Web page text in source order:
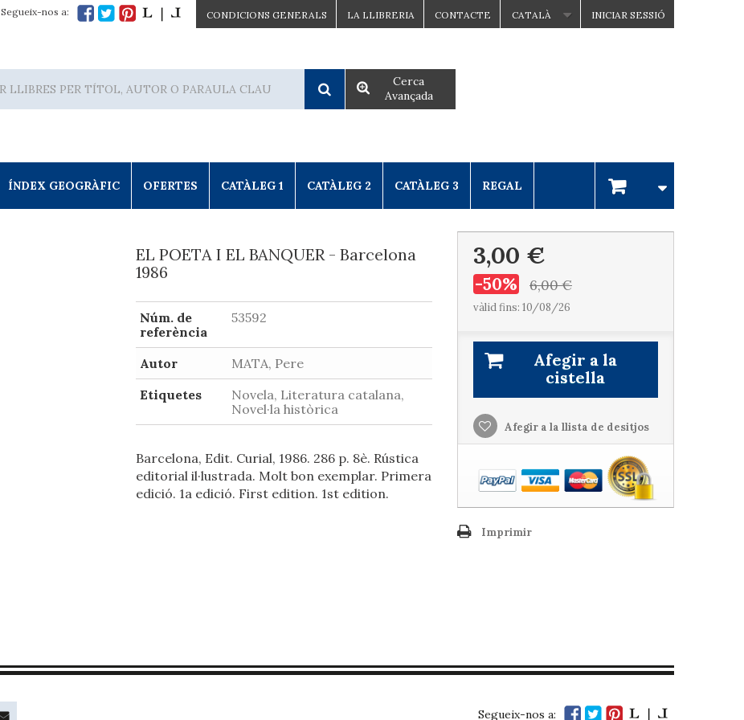
INICIAR SESSIÓ
CATALÀ
CONTACTE
LA LLIBRERIA
CONDICIONS GENERALS
Segueix-nos a:
Cerca
Avançada
ÍNDEX GEOGRÀFIC OFERTES CATÀLEG 1 CATÀLEG 2 CATÀLEG 3 REGAL
EL POETA I EL BANQUER - Barcelona
1986
Núm. de
referència
53592
Autor
MATA, Pere
Etiquetes
Novela, Literatura catalana,
Novel·la històrica
Barcelona, Edit. Curial, 1986. 286 p. 8è. Rústica
editorial il·lustrada. Molt bon exemplar. Primera
edició. 1a edició. First edition. 1st edition.
3,00 €
-50% 6,00 €
vàlid fins: 10/08/26
Afegir a la
cistella
Afegir a la llista de desitjos
Imprimir
Segueix-nos a: